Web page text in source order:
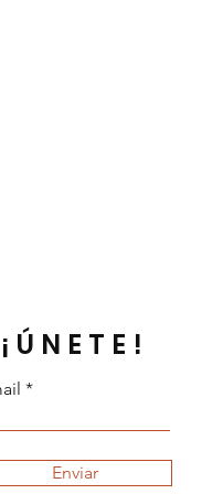
¡ÚNETE!
Enviar